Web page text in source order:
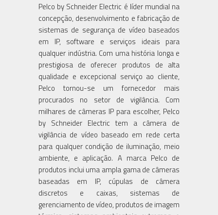
Pelco by Schneider Electric é líder mundial na
concepção, desenvolvimento e fabricação de
sistemas de segurança de vídeo baseados
em IP, software e serviços ideais para
qualquer indústria. Com uma história longa e
prestigiosa de oferecer produtos de alta
qualidade e excepcional serviço ao cliente,
Pelco tornou-se um fornecedor mais
procurados no setor de vigilância. Com
milhares de câmeras IP para escolher, Pelco
by Schneider Electric tem a câmera de
vigilância de vídeo baseado em rede certa
para qualquer condição de iluminação, meio
ambiente, e aplicação. A marca Pelco de
produtos inclui uma ampla gama de câmeras
baseadas em IP, cúpulas de câmera
discretos e caixas, sistemas de
gerenciamento de vídeo, produtos de imagem